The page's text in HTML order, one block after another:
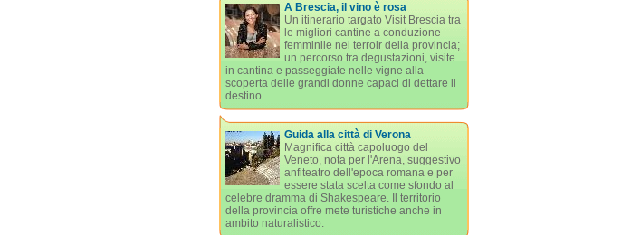
A Brescia, il vino è rosa
Un itinerario targato Visit Brescia tra
le migliori cantine a conduzione
femminile nei terroir della provincia;
un percorso tra degustazioni, visite
in cantina e passeggiate nelle vigne alla
scoperta delle grandi donne capaci di dettare il
destino.
Guida alla città di Verona
Magnifica città capoluogo del
Veneto, nota per l'Arena, suggestivo
anfiteatro dell'epoca romana e per
essere stata scelta come sfondo al
celebre dramma di Shakespeare. Il territorio
della provincia offre mete turistiche anche in
ambito naturalistico.